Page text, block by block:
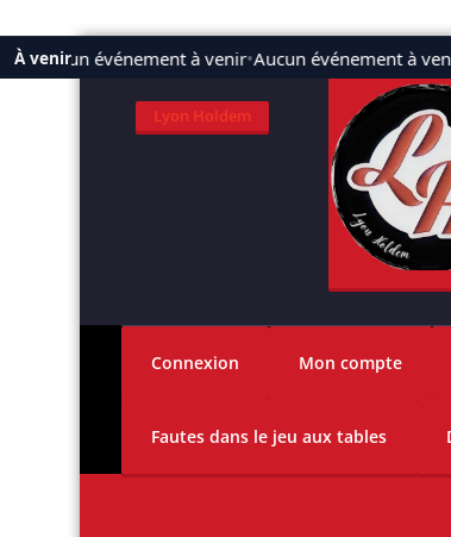
À venir
Aucun événement à venir•Aucun événement à
Aller
contenu
Lyon Holdem
Connexion Mon compte
Fautes dans le jeu aux tables